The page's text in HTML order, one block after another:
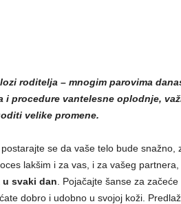
roditelja – mnogim parovima
i procedure vantelesne oplodnje,
velike promene.
se da vaše telo bude snažno,
lakšim i za vas, i za vašeg
svaki dan . Pojačajte šanse za
dobro i udobno u svojoj koži.